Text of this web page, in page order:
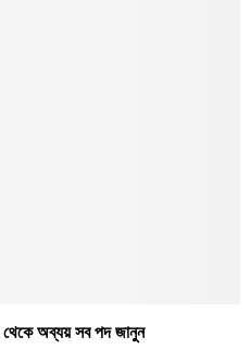
অব্যয় সব পদ জানুন